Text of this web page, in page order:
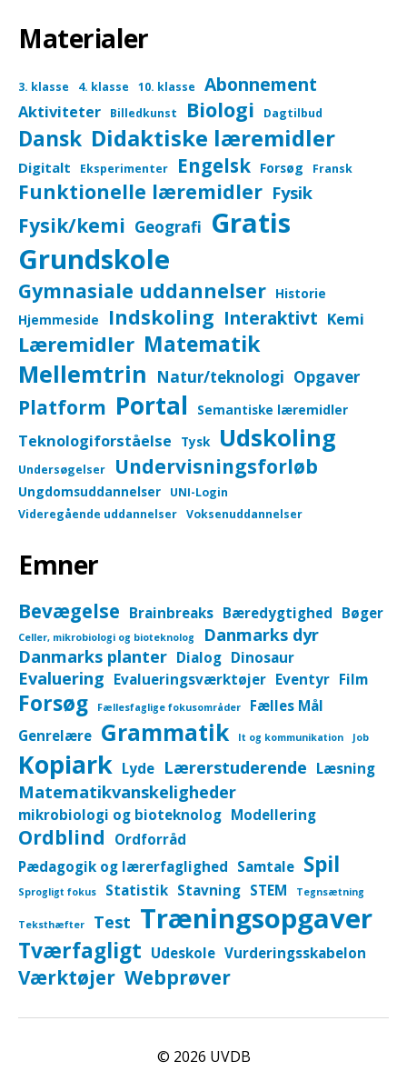
Materialer
3. klasse 4. klasse 10. klasse Abonnement
Aktiviteter Billedkunst Biologi Dagtilbud
Dansk Didaktiske læremidler
Digitalt Eksperimenter Engelsk Forsøg Fransk
Funktionelle læremidler Fysik
Fysik/kemi Geografi Gratis
Grundskole
Gymnasiale uddannelser Historie
Hjemmeside
Indskoling Interaktivt Kemi
Læremidler Matematik
Mellemtrin Natur/teknologi Opgaver
Platform Portal Semantiske læremidler
Teknologiforståelse Tysk Udskoling
Undersøgelser Undervisningsforløb
Ungdomsuddannelser
UNI-Login
Videregående uddannelser Voksenuddannelser
Emner
Bevægelse Brainbreaks Bæredygtighed Bøger
Celler, mikrobiologi og bioteknolog
Danmarks dyr
Danmarks planter Dialog Dinosaur
Evaluering Evalueringsværktøjer Eventyr Film
Forsøg Fællesfaglige fokusområder
Fælles Mål
Genrelære Grammatik It og kommunikation Job
Kopiark Lyde Lærerstuderende Læsning
Matematikvanskeligheder
mikrobiologi og bioteknolog Modellering
Ordblind
Ordforråd
Pædagogik og lærerfaglighed Samtale Spil
Sprogligt fokus Statistik Stavning STEM Tegnsætning
Teksthæfter Test Træningsopgaver
Tværfagligt Udeskole Vurderingsskabelon
Værktøjer Webprøver
© 2026 UVDB